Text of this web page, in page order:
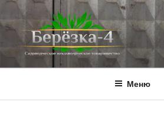
Перейти
к
содержимому
BEREZKA4.RU
СНТ Берёзка-4
Меню